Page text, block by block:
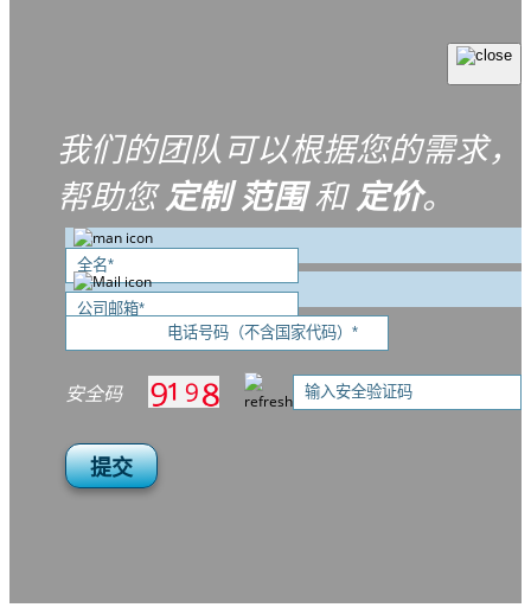
我们的团队可以根据您的需求，
帮助您定制 范围和定价。
安全码
提交